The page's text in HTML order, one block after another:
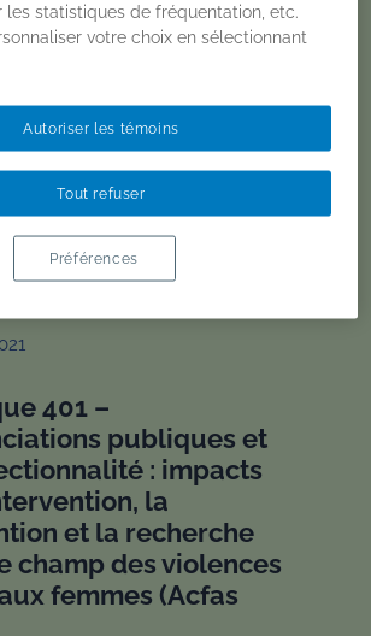
Foisy,Marie-Andrée Roy,
Matteo
401 –
publiques et
: impacts
la
et la recherche
champ des violences
femmes (Acfas
les statistiques de fréquentation, etc.
votre choix en sélectionnant
Tout refuser
Autoriser les témoins
Préférences